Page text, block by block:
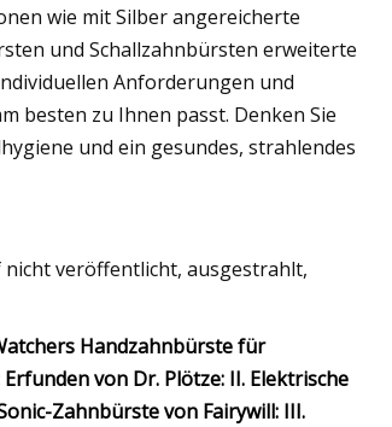
wie mit Silber angereicherte
und Schallzahnbürsten erweiterte
Anforderungen und
besten zu Ihnen passt. Denken Sie
und ein gesundes, strahlendes
nicht veröffentlicht, ausgestrahlt,
Handzahnbürste für
Erfunden von Dr. Plötze: II. Elektrische
Zahnbürste von Fairywill: III.